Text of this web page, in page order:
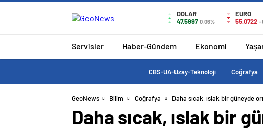
DOLAR
47,5997 0.06%
EURO
55,0722 -
Servisler Haber-Gündem Ekonomi
CBS-UA-Uzay-Teknoloji Coğrafya
GeoNews Bilim Coğrafya Daha sıcak, ıslak bir güneyde
Daha sıcak, ıslak bir